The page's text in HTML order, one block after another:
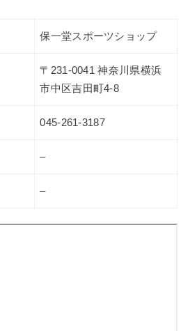
保一堂スポーツショップ
〒231-0041 神奈川県横浜
市中区吉田町4-8
045-261-3187
–
–